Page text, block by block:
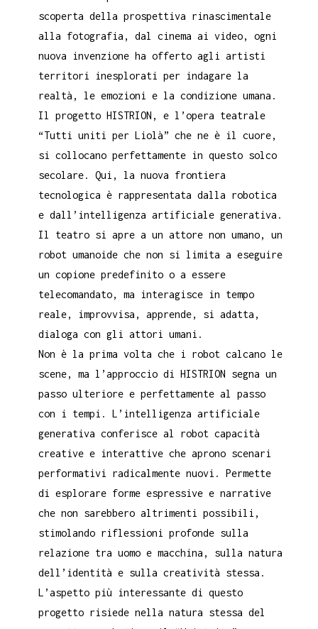
scoperta della prospettiva rinascimentale
alla fotografia, dal cinema ai video, ogni
nuova invenzione ha offerto agli artisti
territori inesplorati per indagare la
realtà, le emozioni e la condizione umana.
Il progetto HISTRION, e l’opera teatrale
“Tutti uniti per Liolà” che ne è il cuore,
si collocano perfettamente in questo solco
secolare. Qui, la nuova frontiera
tecnologica è rappresentata dalla robotica
e dall’intelligenza artificiale generativa.
Il teatro si apre a un attore non umano, un
robot umanoide che non si limita a eseguire
un copione predefinito o a essere
telecomandato, ma interagisce in tempo
reale, improvvisa, apprende, si adatta,
dialoga con gli attori umani.
Non è la prima volta che i robot calcano le
scene, ma l’approccio di HISTRION segna un
passo ulteriore e perfettamente al passo
con i tempi. L’intelligenza artificiale
generativa conferisce al robot capacità
creative e interattive che aprono scenari
performativi radicalmente nuovi. Permette
di esplorare forme espressive e narrative
che non sarebbero altrimenti possibili,
stimolando riflessioni profonde sulla
relazione tra uomo e macchina, sulla natura
dell’identità e sulla creatività stessa.
L’aspetto più interessante di questo
progetto risiede nella natura stessa del